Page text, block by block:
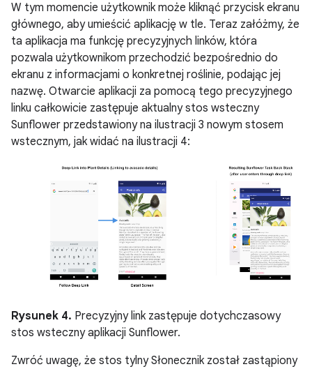
W tym momencie użytkownik może kliknąć przycisk ekranu
głównego, aby umieścić aplikację w tle. Teraz załóżmy, że
ta aplikacja ma funkcję precyzyjnych linków, która
pozwala użytkownikom przechodzić bezpośrednio do
ekranu z informacjami o konkretnej roślinie, podając jej
nazwę. Otwarcie aplikacji za pomocą tego precyzyjnego
linku całkowicie zastępuje aktualny stos wsteczny
Sunflower przedstawiony na ilustracji 3 nowym stosem
wstecznym, jak widać na ilustracji 4:
Rysunek 4. Precyzyjny link zastępuje dotychczasowy
stos wsteczny aplikacji Sunflower.
Zwróć uwagę, że stos tylny Słonecznik został zastąpiony